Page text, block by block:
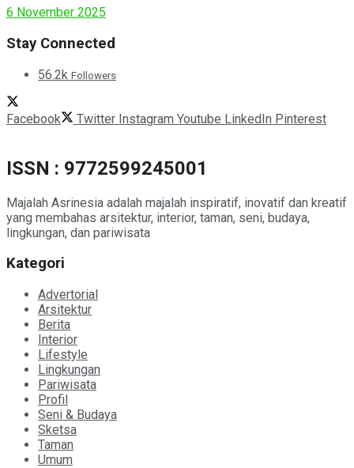
6 November 2025
Stay Connected
56.2k Followers
Facebook Twitter Instagram Youtube LinkedIn Pinterest
ISSN : 9772599245001
Majalah Asrinesia adalah majalah inspiratif, inovatif dan kreatif
yang membahas arsitektur, interior, taman, seni, budaya,
lingkungan, dan pariwisata
Kategori
Advertorial
Arsitektur
Berita
Interior
Lifestyle
Lingkungan
Pariwisata
Profil
Seni & Budaya
Sketsa
Taman
Umum